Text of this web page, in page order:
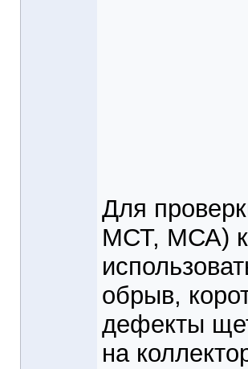
Для
МСТ, МСА)
обрыв,
дефекты
на